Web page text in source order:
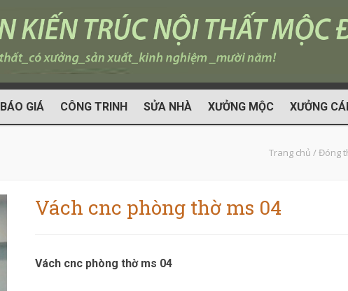
BÁO GIÁ CÔNG TRINH SỬA NHÀ XƯỞNG MỘC XƯỞNG
Trang chủ /Đóng
Vách cnc phòng thờ ms 04
Vách cnc phòng thờ ms 04